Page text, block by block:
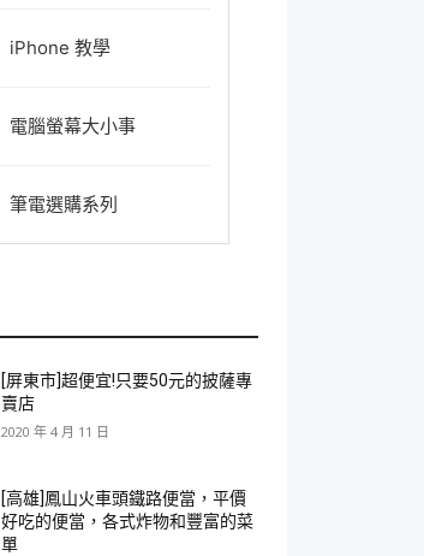
iPhone 教學
電腦螢幕大小事
筆電選購系列
[屏東市]超便宜!只要50元的披薩專
賣店
2020 年 4 月 11 日
[高雄]鳳山火車頭鐵路便當，平價
好吃的便當，各式炸物和豐富的菜
單